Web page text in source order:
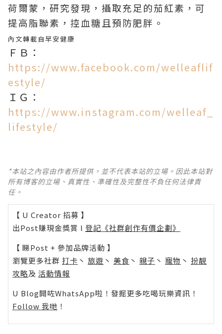
荷爾蒙，研究發現，攝取充足的茄紅素，可
提高脂聯素，控血糖且預防肥胖。
內文轉載自早安健康
ＦＢ：
https://www.facebook.com/welleaflif
estyle/
ＩＧ：
https://www.instagram.com/welleaf_
lifestyle/
*本站之內容由作者所提供，並不代表本站的立場。因此本站對
所有博客的立場、真實性、準確性及完整性不負任何法律責
任。
【 U Creator 招募 】
出Post賺現金獎賞 l 登記《社群創作有價企劃》
【 睇Post + 參加品牌活動 】
瀏覽更多社群 打卡 丶 旅遊 丶 美食 丶 親子 丶 寵物 丶 扮靚
攻略及 活動情報
U Blog開咗WhatsApp啦！發掘更多吃喝玩樂資訊！
Follow 我哋 ！